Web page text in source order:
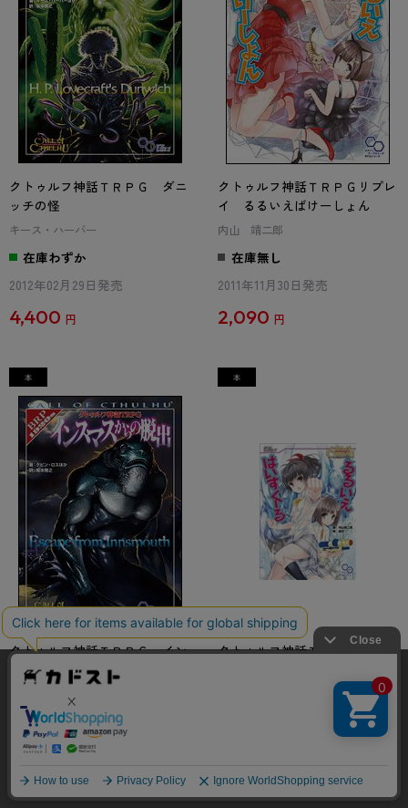
クトゥルフ神話ＴＲＰＧ ダニ
ッチの怪
キース・ハーバー
在庫わずか
2012年02月29日発売
4,400 円
クトゥルフ神話ＴＲＰＧリプレ
イ るるいえばけーしょん
内山 靖二郎
在庫無し
2011年11月30日発売
2,090 円
クトゥルフ神話ＴＲＰＧ イン
スマスからの脱出
ケビン・ロス
在庫有り
2011年04月02日発売
4,510 円
クトゥルフ神話ＴＲＰＧリプレ
2,090 円
当サイトでは利用体験の向上およびコンテンツの最適な提供、ト
ラフィックの分析を目的としてCookieを使用しています。
サイトの閲覧を継続された場合、Cookieの利用に同意したことも
のといたします。
詳細については
承諾する